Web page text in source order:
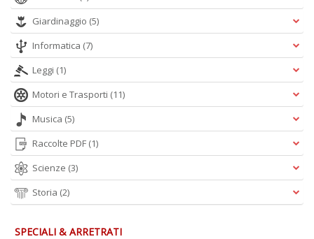
Giardinaggio (5)
Informatica (7)
Leggi (1)
Motori e Trasporti (11)
Musica (5)
Raccolte PDF (1)
Scienze (3)
Storia (2)
SPECIALI & ARRETRATI